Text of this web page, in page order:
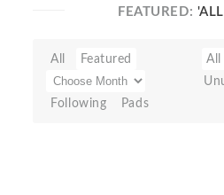
FEATURED:
All Featured
Following Pads
All